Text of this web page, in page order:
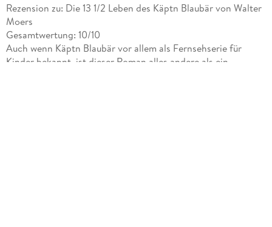
Rezension zu: Die 13 1/2 Leben des Käptn Blaubär von Walter
Moers
Gesamtwertung: 10/10
Auch wenn Käptn Blaubär vor allem als Fernsehserie für
Kinder bekannt, ist dieser Roman alles andere als ein